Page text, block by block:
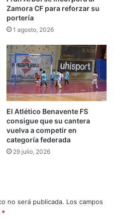
Zamora CF para reforzar su
portería
1 agosto, 2026
El Atlético Benavente FS
consigue que su cantera
vuelva a competir en
categoría federada
29 julio, 2026
no será publicada. Los campos
*